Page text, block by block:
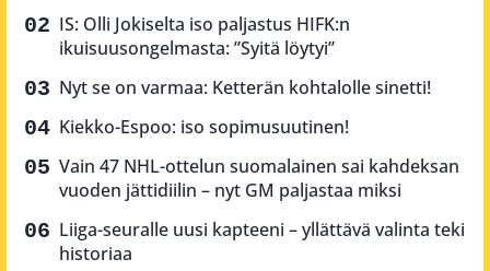
IS: Olli Jokiselta iso paljastus HIFK:n
ikuisuusongelmasta: ”Syitä löytyi”
Nyt se on varmaa: Ketterän kohtalolle sinetti!
Kiekko-Espoo: iso sopimusuutinen!
Vain 47 NHL-ottelun suomalainen sai kahdeksan
vuoden jättidiilin – nyt GM paljastaa miksi
Liiga-seuralle uusi kapteeni – yllättävä valinta teki
historiaa